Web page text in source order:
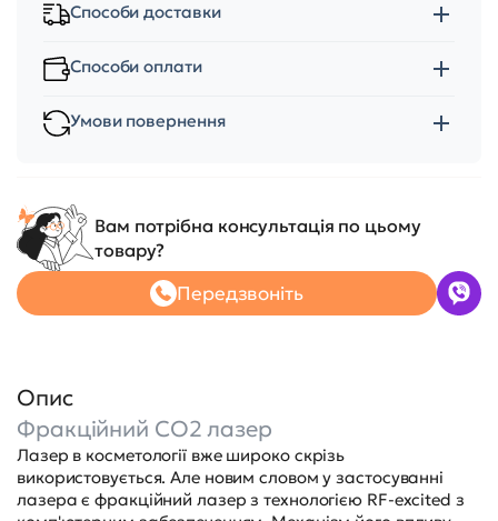
Способи доставки
Способи оплати
Умови повернення
Вам потрібна консультація по цьому
товару?
Передзвоніть
Опис
Фракційний CO2 лазер
Лазер в косметології вже широко скрізь
використовується. Але новим словом у застосуванні
лазера є фракційний лазер з технологією RF-excited з